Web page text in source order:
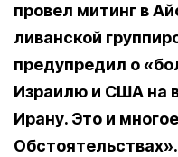
провел митинг в
ливанской
предупредил о
Израилю и США на
Ирану. Это и
Обстоятельствах».